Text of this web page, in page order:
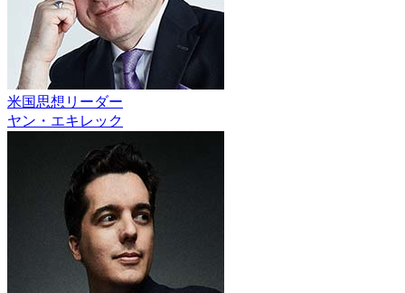
米国思想リーダー
ヤン・エキレック